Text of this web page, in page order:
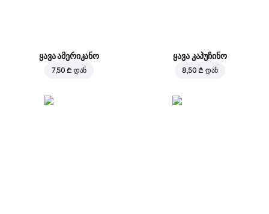
ყავა ამერიკანო
7,50 ₾ დან
ყავა კაპუჩინო
8,50 ₾ დან